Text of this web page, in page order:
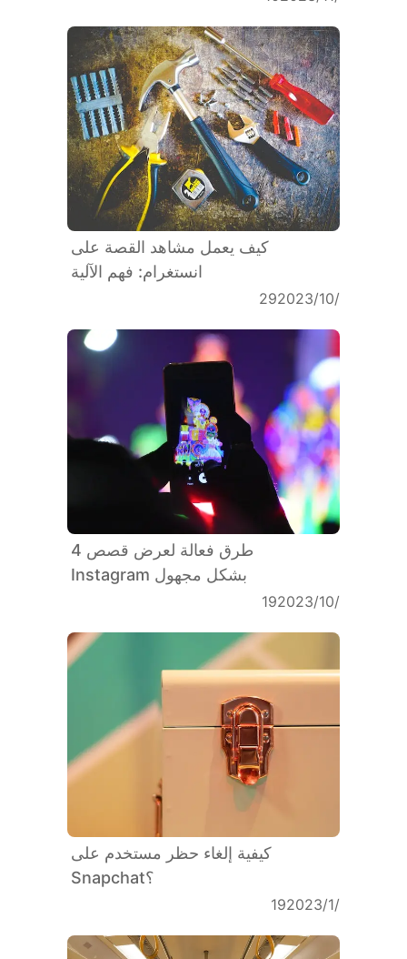
كيف يعمل مشاهد القصة على
انستغرام: فهم الآلية
29‏/10‏/2023
4 طرق فعالة لعرض قصص
Instagram بشكل مجهول
19‏/10‏/2023
كيفية إلغاء حظر مستخدم على
Snapchat؟
19‏/1‏/2023